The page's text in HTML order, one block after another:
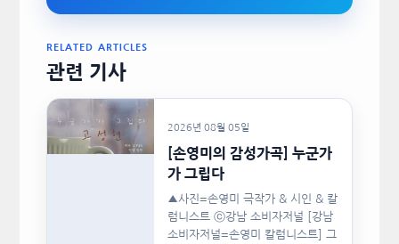
RELATED ARTICLES
관련 기사
2026년 08월 05일
[손영미의 감성가곡] 누군가
가 그립다
▲사진=손영미 극작가 & 시인 & 칼
럼니스트 ⓒ강남 소비자저널 [강남
소비자저널=손영미 칼럼니스트] 그